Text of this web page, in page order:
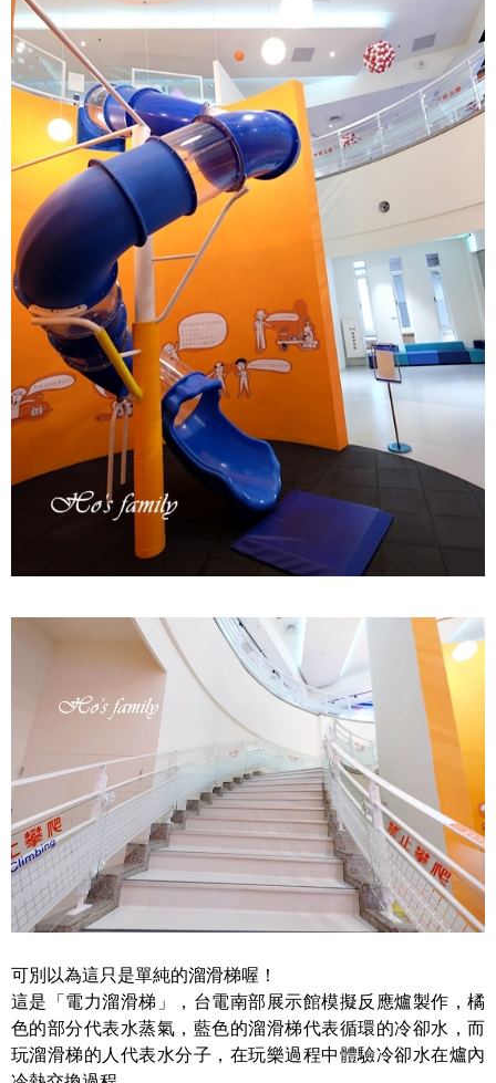
可別以為這只是單純的溜滑梯喔！
這是「電力溜滑梯」，台電南部展示館模擬反應爐製作，橘
色的部分代表水蒸氣，藍色的溜滑梯代表循環的冷卻水，而
玩溜滑梯的人代表水分子，在玩樂過程中體驗冷卻水在爐內